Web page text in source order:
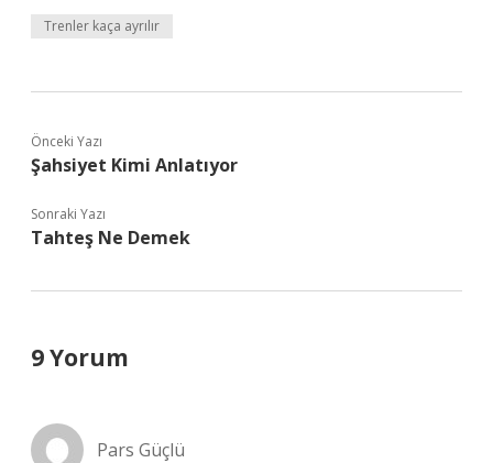
Trenler kaça ayrılır
Önceki Yazı
Şahsiyet Kimi Anlatıyor
Sonraki Yazı
Tahteş Ne Demek
9 Yorum
Pars Güçlü